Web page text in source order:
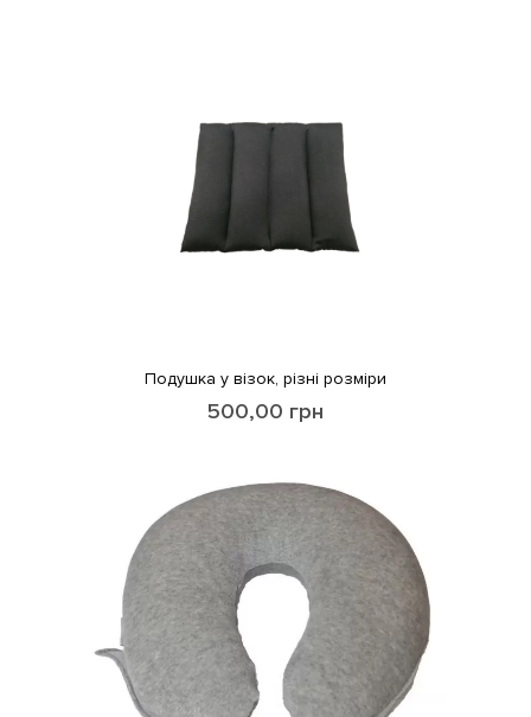
Подушка у візок, різні розміри
500,00 грн